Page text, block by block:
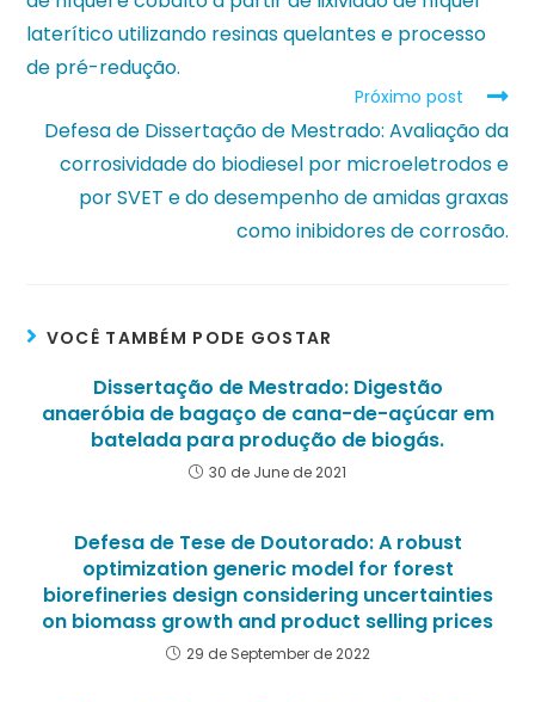
laterítico utilizando resinas quelantes e processo
de pré-redução.
Próximo post
Defesa de Dissertação de Mestrado: Avaliação da
corrosividade do biodiesel por microeletrodos e
por SVET e do desempenho de amidas graxas
como inibidores de corrosão.
VOCÊ TAMBÉM PODE GOSTAR
Dissertação de Mestrado: Digestão
anaeróbia de bagaço de cana-de-açúcar em
batelada para produção de biogás.
30 de June de 2021
Defesa de Tese de Doutorado: A robust
optimization generic model for forest
biorefineries design considering uncertainties
on biomass growth and product selling prices
29 de September de 2022